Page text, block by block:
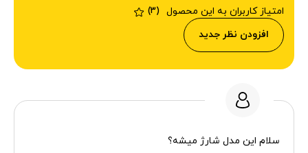
امتیاز کاربران به این محصول
(3)
افزودن نظر جدید
سلام این مدل شارژ میشه؟